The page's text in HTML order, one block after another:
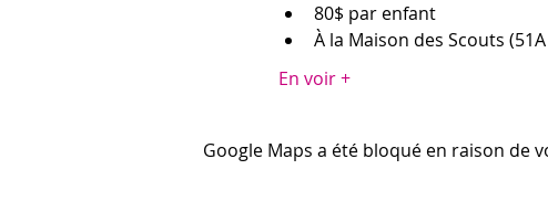
80$ par enfant
À la Maison des Scouts
En voir +
Google Maps a été bloqué en raison de